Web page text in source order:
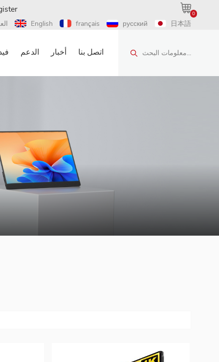
0
English français русский 日本語
معلومات البحث... الدعم أخبار اتصل بنا